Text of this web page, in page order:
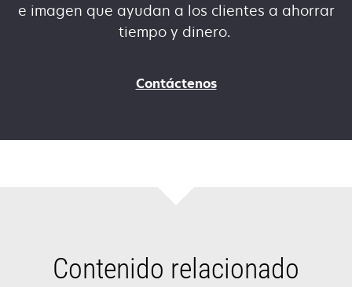
e imagen que ayudan a los clientes a ahorrar
tiempo y dinero.
Contáctenos
Contenido relacionado